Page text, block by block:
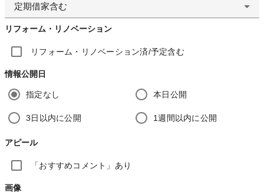
定期借家含む
リフォーム・リノベーション
リフォーム・リノベーション済/予定含む
情報公開日
指定なし 本日公開
3日以内に公開 1週間以内に公開
アピール
「おすすめコメント」あり
画像